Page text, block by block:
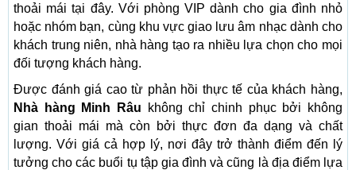
thoải mái tại đây. Với phòng VIP dành cho gia đình nhỏ
hoặc nhóm bạn, cùng khu vực giao lưu âm nhạc dành cho
khách trung niên, nhà hàng tạo ra nhiều lựa chọn cho mọi
đối tượng khách hàng.
Được đánh giá cao từ phản hồi thực tế của khách hàng,
Nhà hàng Minh Râu không chỉ chinh phục bởi không
gian thoải mái mà còn bởi thực đơn đa dạng và chất
lượng. Với giá cả hợp lý, nơi đây trở thành điểm đến lý
tưởng cho các buổi tụ tập gia đình và cũng là địa điểm lựa